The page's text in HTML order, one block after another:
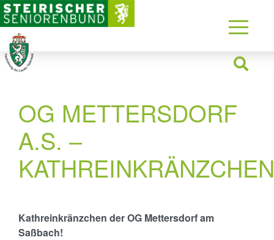
OG METTERSDORF
A.S. –
KATHREINKRÄNZCHEN
Kathreinkränzchen der OG Mettersdorf am
Saßbach!